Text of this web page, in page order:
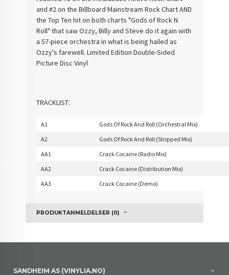
and #2 on the Billboard Mainstream Rock Chart AND
the Top Ten hit on both charts "Gods of Rock N
Roll" that saw Ozzy, Billy and Steve do it again with
a 57-piece orchestra in what is being hailed as
Ozzy's farewell. Limited Edition Double-Sided
Picture Disc Vinyl
TRACKLIST:
A1
Gods Of Rock And Roll (Orchestral Mix)
A2
Gods Of Rock And Roll (Stripped Mix)
AA1
Crack Cocaine (Radio Mix)
AA2
Crack Cocaine (Distribution Mix)
AA3
Crack Cocaine (Demo)
PRODUKTANMELDELSER (0)
SANDHEIM AS (VINYLIA.NO)